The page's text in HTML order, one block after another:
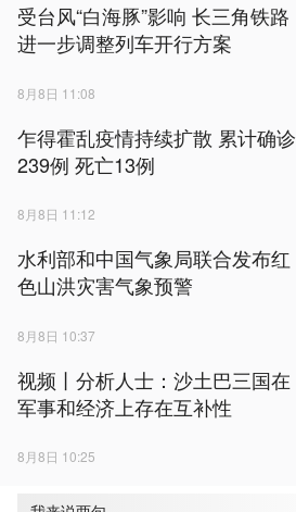
受台风“白海豚”影响 长三角铁路
进一步调整列车开行方案
8月8日 11:08
乍得霍乱疫情持续扩散 累计确诊
239例 死亡13例
8月8日 11:12
水利部和中国气象局联合发布红
色山洪灾害气象预警
8月8日 10:37
视频丨分析人士：沙土巴三国在
军事和经济上存在互补性
8月8日 10:25